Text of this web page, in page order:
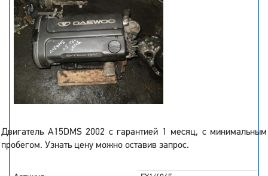
Двигатель A15DMS 2002 с гарантией 1 месяц, с минимальным
пробегом. Узнать цену можно оставив запрос.